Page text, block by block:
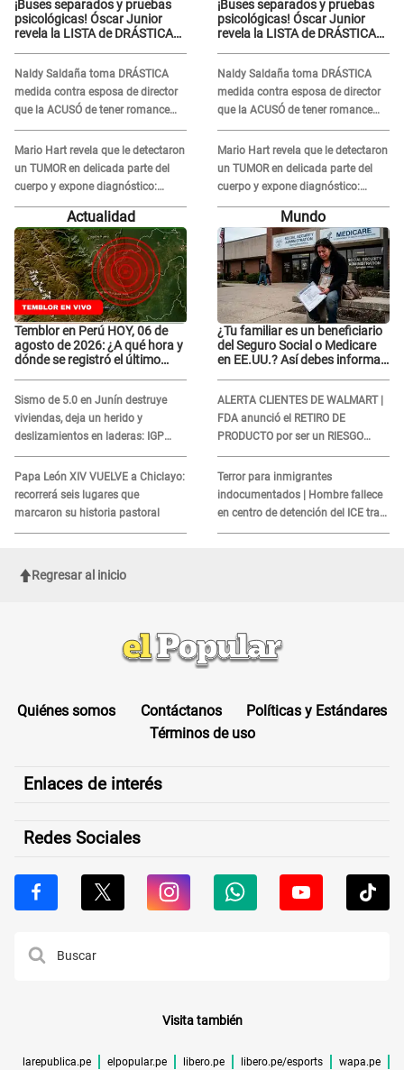
¡Buses separados y pruebas
psicológicas! Óscar Junior
revela la LISTA de DRÁSTICAS
Naldy Saldaña
Naldy Saldaña toma DRÁSTICA
medida contra esposa de director
que la ACUSÓ de tener romance
con él: "Muy triste..."
Mario Hart revela que le detectaron
un TUMOR en delicada parte del
cuerpo y expone diagnóstico:
"Dolores muy fuertes..."
¡Buses separados y pruebas
psicológicas! Óscar Junior
revela la LISTA de DRÁSTICAS
Naldy Saldaña
Naldy Saldaña toma DRÁSTICA
medida contra esposa de director
que la ACUSÓ de tener romance
con él: "Muy triste..."
Mario Hart revela que le detectaron
un TUMOR en delicada parte del
cuerpo y expone diagnóstico:
"Dolores muy fuertes..."
Actualidad
Temblor en Perú HOY, 06 de
agosto de 2026: ¿A qué hora y
dónde se registró el último
Sismo de 5.0 en Junín destruye
viviendas, deja un herido y
deslizamientos en laderas: IGP
alerta sobre posibles réplicas
Papa León XIV VUELVE a Chiclayo:
recorrerá seis lugares que
marcaron su historia pastoral
Mundo
¿Tu familiar es un beneficiario
del Seguro Social o Medicare
en EE.UU.? Así debes informar
ALERTA CLIENTES DE WALMART |
FDA anunció el RETIRO DE
PRODUCTO por ser un RIESGO
MORTAL para consumidores: ¿Cuál
es?
Terror para inmigrantes
indocumentados | Hombre fallece
en centro de detención del ICE tras
sufrir una "emergencia médica"
Regresar al inicio
Quiénes somos Contáctanos
Políticas y Estándares
Términos de uso
Enlaces de interés
Redes Sociales
Visita también
larepublica.pe elpopular.pe libero.pe libero.pe/esports wapa.pe